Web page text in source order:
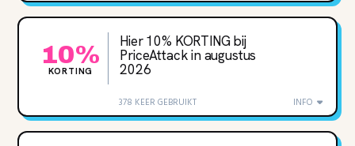
10%
KORTING
Hier 10% KORTING bij
PriceAttack in augustus
2026
378 KEER GEBRUIKT INFO